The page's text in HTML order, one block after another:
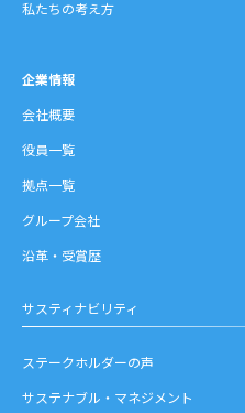
私たちの考え方
企業情報
会社概要
役員一覧
拠点一覧
グループ会社
沿革・受賞歴
サスティナビリティ
ステークホルダーの声
サステナブル・マネジメント